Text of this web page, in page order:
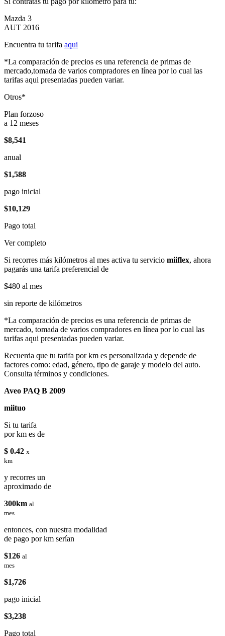
Mazda 3
AUT 2016
Encuentra tu tarifa aqui
*La comparación de precios es una referencia de primas de
mercado,tomada de varios compradores en línea por lo cual las
tarifas aqui presentadas pueden variar.
Otros*
Plan forzoso
a 12 meses
$8,541
anual
$1,588
pago inicial
$10,129
Pago total
Ver completo
Si recorres más kilómetros al mes activa tu servicio miiflex, ahora
pagarás una tarifa preferencial de
$480 al mes
sin reporte de kilómetros
*La comparación de precios es una referencia de primas de
mercado, tomada de varios compradores en línea por lo cual las
tarifas aqui presentadas pueden variar.
Recuerda que tu tarifa por km es personalizada y depende de
factores como: edad, género, tipo de garaje y modelo del auto.
Consulta términos y condiciones.
Aveo PAQ B 2009
miituo
Si tu tarifa
por km es de
$ 0.42 x
km
y recorres un
aproximado de
300km al
mes
entonces, con nuestra modalidad
de pago por km serían
$126 al
mes
$1,726
pago inicial
$3,238
Pago total